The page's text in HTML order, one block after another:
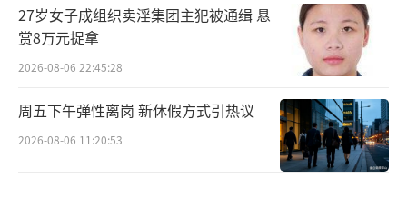
27岁女子成组织卖淫集团主犯被通缉 悬
赏8万元捉拿
2026-08-06 22:45:28
周五下午弹性离岗 新休假方式引热议
2026-08-06 11:20:53